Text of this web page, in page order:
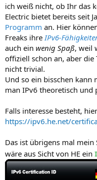
ich weiß nicht, ob Ihr das
Electric bietet bereits seit
Programm an. Hier
Freaks ihre IPv6-
auch ein wenig Spaß, weil
offiziell schon an, aber die
nicht trivial.
Und so ein bisschen kann
man IPv6 theoretisch und
Falls interesse besteht,
https://ipv6.he.net/
Das ist übrigens mal mein
wäre aus Sicht von HE ein